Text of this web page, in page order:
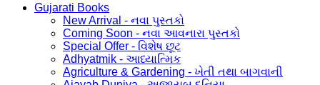
Gujarati Books
New Arrival - નવા પુસ્તકો
Coming Soon - નવા આવનારા પુસ્તકો
Special Offer - વિશેષ છૂટ
Adhyatmik - આધ્યાત્મિક
Agriculture & Gardening - ખેતી તથા બાગવાની